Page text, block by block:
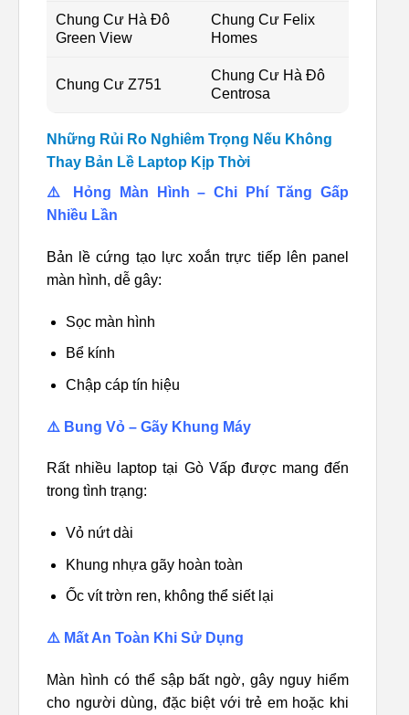
Chung Cư Hà Đô
Green View
Chung Cư Felix
Homes
Chung Cư Z751
Chung Cư Hà Đô
Centrosa
Những Rủi Ro Nghiêm Trọng Nếu Không
Thay Bản Lề Laptop Kịp Thời
⚠️ Hỏng Màn Hình – Chi Phí Tăng Gấp
Nhiều Lần
Bản lề cứng tạo lực xoắn trực tiếp lên panel
màn hình, dễ gây:
Sọc màn hình
Bể kính
Chập cáp tín hiệu
⚠️ Bung Vỏ – Gãy Khung Máy
Rất nhiều laptop tại Gò Vấp được mang đến
trong tình trạng:
Vỏ nứt dài
Khung nhựa gãy hoàn toàn
Ốc vít trờn ren, không thể siết lại
⚠️ Mất An Toàn Khi Sử Dụng
Màn hình có thể sập bất ngờ, gây nguy hiểm
cho người dùng, đặc biệt với trẻ em hoặc khi